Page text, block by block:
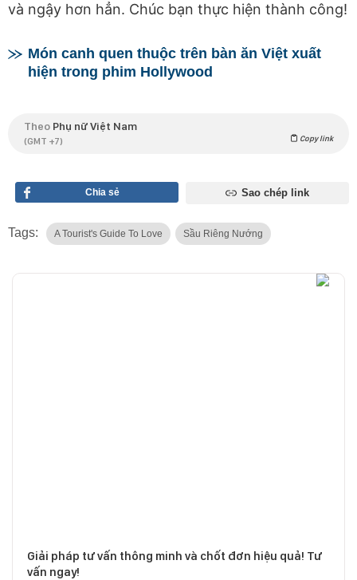
và ngậy hơn hẳn. Chúc bạn thực hiện thành công!
Món canh quen thuộc trên bàn ăn Việt xuất
hiện trong phim Hollywood
Theo Phụ nữ Việt Nam
(GMT +7) Copy link
Chia sẻ Sao chép link
Tags: A Tourist's Guide To Love Sầu Riêng Nướng
Giải pháp tư vấn thông minh và chốt đơn hiệu quả! Tư
vấn ngay!